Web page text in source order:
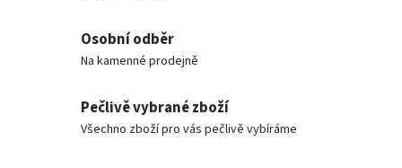
Osobní odběr
Na kamenné prodejně
Pečlivě vybrané zboží
Všechno zboží pro vás pečlivě vybíráme